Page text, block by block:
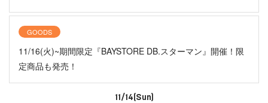
GOODS
11/16(火)~期間限定『BAYSTORE DB.スターマン』開催！限
定商品も発売！
11/14(Sun)